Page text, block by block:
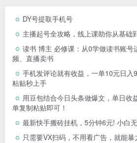
DY号提取手机号
主播起号全攻略，线上课助你从基础
读书 博主 必修课：从0学做读书账号
频、直播卖书
手机发评论就有收益，一单10元日入
粘贴秒上手
用豆包结合今日头条做爆文，单日收
单复制粘贴即可！
最新快手搬砖挂机，5分钟6元! 小白
只需要VX扫码，不用看广告，就能暴